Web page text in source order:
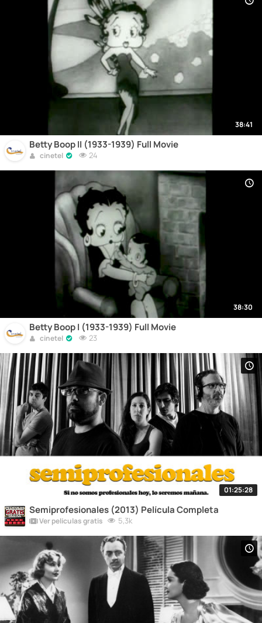
38:41
Betty Boop II (1933-1939) Full Movie
cinetel 24
38:30
Betty Boop I (1933-1939) Full Movie
cinetel 23
01:25:28
Semiprofesionales (2013) Película Completa
Ver películas gratis 5,3k